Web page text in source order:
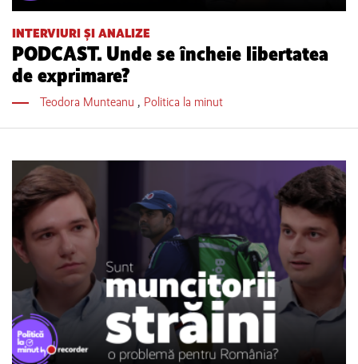
INTERVIURI ȘI ANALIZE
PODCAST. Unde se încheie libertatea
de exprimare?
Teodora Munteanu , Politica la minut